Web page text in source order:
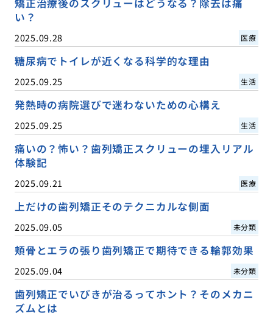
い？
2025.09.28 医療
糖尿病でトイレが近くなる科学的な理由
2025.09.25 生活
発熱時の病院選びで迷わないための心構え
2025.09.25 生活
痛いの？怖い？歯列矯正スクリューの埋入リアル
体験記
2025.09.21 医療
上だけの歯列矯正そのテクニカルな側面
2025.09.05 未分類
頬骨とエラの張り歯列矯正で期待できる輪郭効果
2025.09.04 未分類
歯列矯正でいびきが治るってホント？そのメカニ
ズムとは